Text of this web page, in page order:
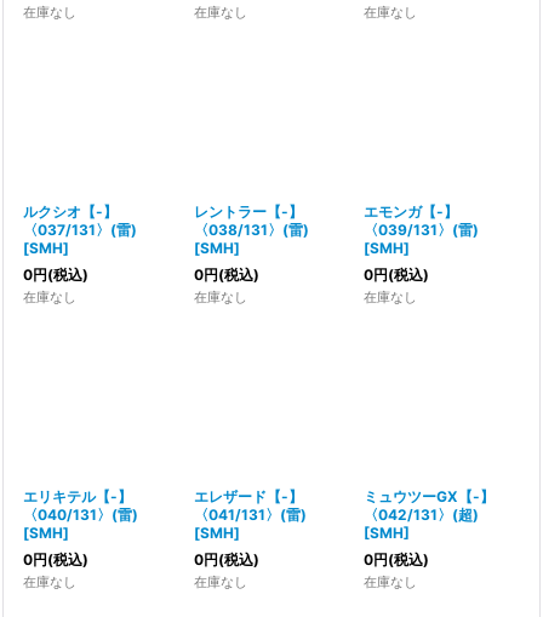
在庫なし 在庫なし 在庫なし
ルクシオ【-】
〈037/131〉(雷)
[SMH]
0円(税込)
在庫なし
レントラー【-】
〈038/131〉(雷)
[SMH]
0円(税込)
在庫なし
エモンガ【-】
〈039/131〉(雷)
[SMH]
0円(税込)
在庫なし
エリキテル【-】
〈040/131〉(雷)
[SMH]
0円(税込)
在庫なし
エレザード【-】
〈041/131〉(雷)
[SMH]
0円(税込)
在庫なし
ミュウツーGX【-】
〈042/131〉(超)
[SMH]
0円(税込)
在庫なし